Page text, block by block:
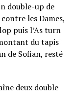
double-up de
les Dames,
puis l’As turn
du tapis
de Sofian, resté
deux double